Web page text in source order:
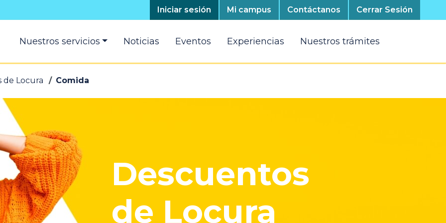
Top
menú
Iniciar sesión Mi campus Contáctanos Cerrar Sesión
navigation
Nuestros servicios Noticias Eventos Experiencias Nuestros trámites
de Locura Comida
Descuentos
de Locura